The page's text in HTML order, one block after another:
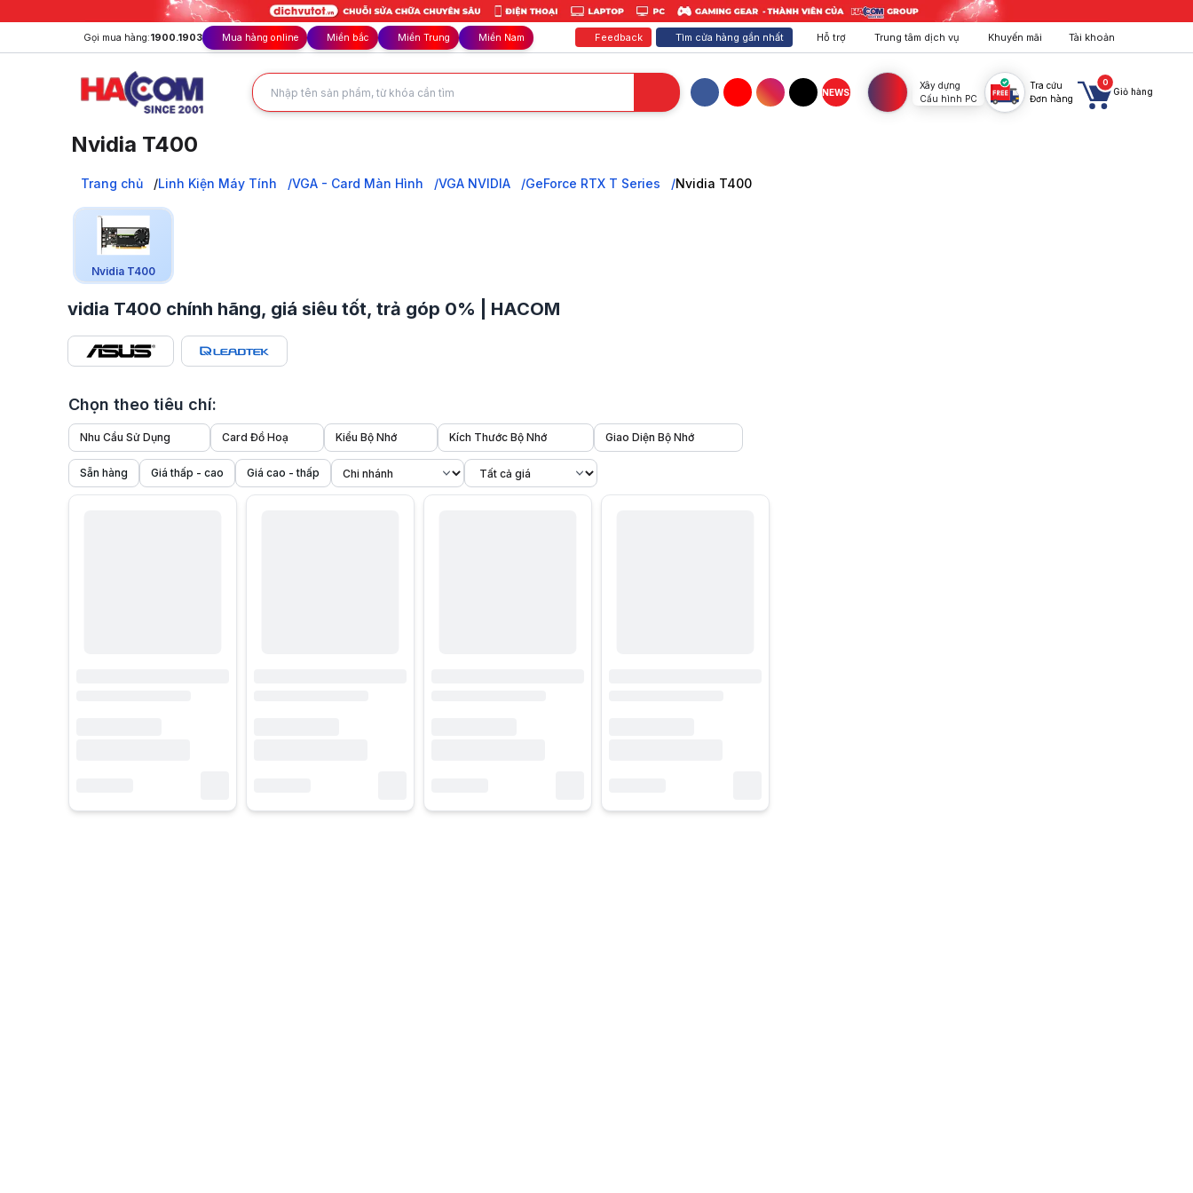
Gọi mua hàng:1900.1903 Mua hàng online Miền bắc Miền Trung Miền Nam Feedback Tìm cửa hàng gần nhất Hỗ trợ Trung tâm dịch vụ Khuyến mãi Tài khoản
FacebookYouTubeInstagram
TikTok
NEWS
Xây dựng
Cấu hình PC
Tra cứu
Đơn hàng
0
Giỏ hàng
Nvidia T400
Linh Kiện Máy Tính
VGA - Card Màn Hình
VGA NVIDIA
GeForce RTX T Series
Nvidia T400
Trang chủ Linh Kiện Máy Tính VGA - Card Màn Hình VGA NVIDIA GeForce RTX T Series Nvidia T400
Nvidia T400
vidia T400 chính hãng, giá siêu tốt, trả góp 0% | HACOM
Chọn theo tiêu chí:
Nhu Cầu Sử Dụng Card Đồ Hoạ Kiểu Bộ Nhớ Kích Thước Bộ Nhớ Giao Diện Bộ Nhớ
Sẵn hàng Giá thấp - cao Giá cao - thấp